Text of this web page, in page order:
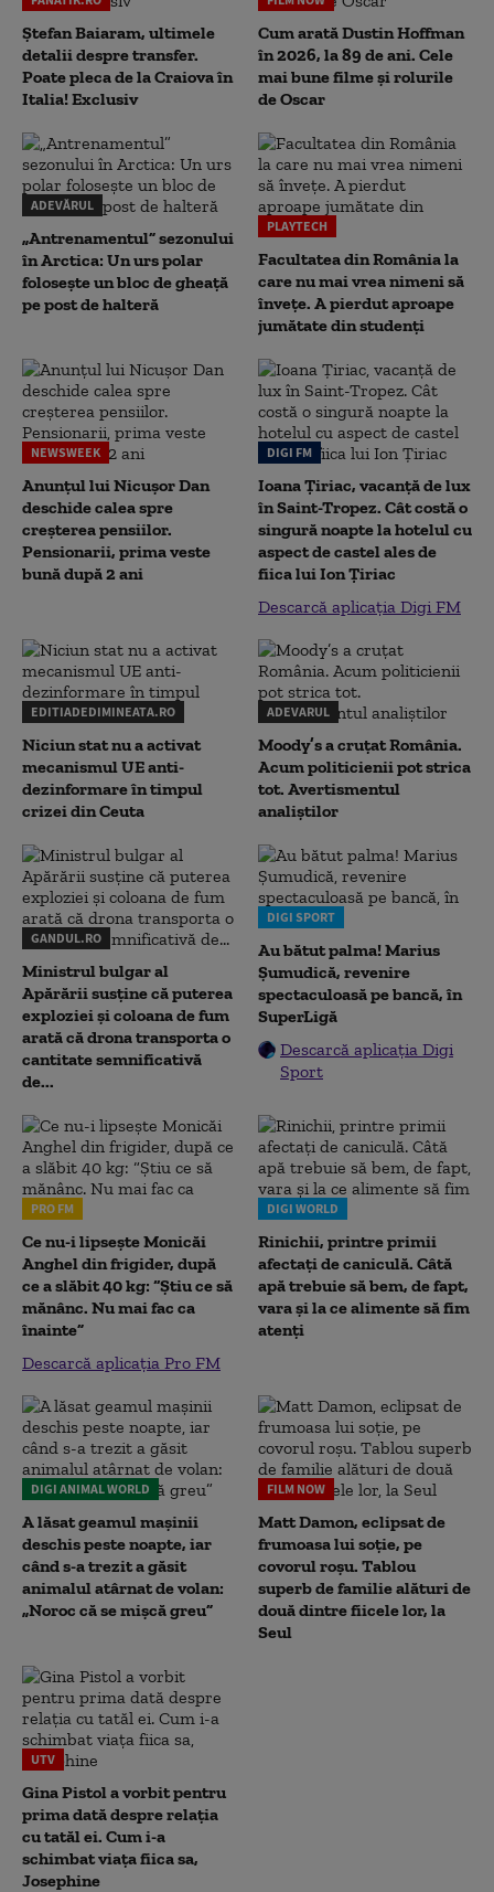
Ștefan Baiaram, ultimele
detalii despre transfer.
Poate pleca de la Craiova în
Italia! Exclusiv
Cum arată Dustin Hoffman
în 2026, la 89 de ani. Cele
mai bune filme și rolurile
de Oscar
ADEVĂRUL
„Antrenamentul” sezonului
în Arctica: Un urs polar
folosește un bloc de gheață
pe post de halteră
PLAYTECH
Facultatea din România la
care nu mai vrea nimeni să
înveţe. A pierdut aproape
jumătate din studenţi
NEWSWEEK
Anunțul lui Nicușor Dan
deschide calea spre
creșterea pensiilor.
Pensionarii, prima veste
bună după 2 ani
DIGI FM
Ioana Țiriac, vacanță de lux
în Saint-Tropez. Cât costă o
singură noapte la hotelul cu
aspect de castel ales de
fiica lui Ion Țiriac
Descarcă aplicația Digi FM
EDITIADEDIMINEATA.RO
Niciun stat nu a activat
mecanismul UE anti-
dezinformare în timpul
crizei din Ceuta
ADEVARUL
Moody’s a cruțat România.
Acum politicienii pot strica
tot. Avertismentul
analiștilor
GANDUL.RO
Ministrul bulgar al
Apărării susține că puterea
exploziei și coloana de fum
arată că drona transporta o
cantitate semnificativă
de...
DIGI SPORT
Au bătut palma! Marius
Șumudică, revenire
spectaculoasă pe bancă, în
SuperLigă
Descarcă aplicația Digi
Sport
PRO FM
Ce nu-i lipsește Monicăi
Anghel din frigider, după
ce a slăbit 40 kg: “Știu ce să
mănânc. Nu mai fac ca
înainte”
Descarcă aplicația Pro FM
DIGI WORLD
Rinichii, printre primii
afectați de caniculă. Câtă
apă trebuie să bem, de fapt,
vara și la ce alimente să fim
atenți
DIGI ANIMAL WORLD
A lăsat geamul mașinii
deschis peste noapte, iar
când s-a trezit a găsit
animalul atârnat de volan:
„Noroc că se mișcă greu”
FILM NOW
Matt Damon, eclipsat de
frumoasa lui soție, pe
covorul roșu. Tablou
superb de familie alături de
două dintre fiicele lor, la
Seul
UTV
Gina Pistol a vorbit pentru
prima dată despre relația
cu tatăl ei. Cum i-a
schimbat viața fiica sa,
Josephine